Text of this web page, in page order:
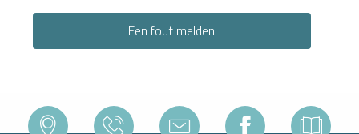
Een fout melden